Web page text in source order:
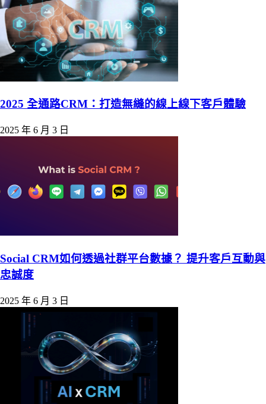
2025 全通路CRM：打造無縫的線上線下客戶體驗
2025 年 6 月 3 日
Social CRM如何透過社群平台數據？ 提升客戶互動與
忠誠度
2025 年 6 月 3 日